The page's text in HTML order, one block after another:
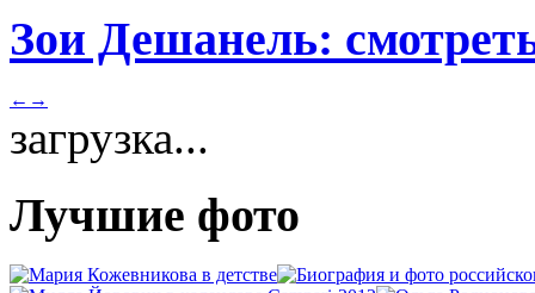
Зои Дешанель:
← →
загрузка...
Лучшие фото